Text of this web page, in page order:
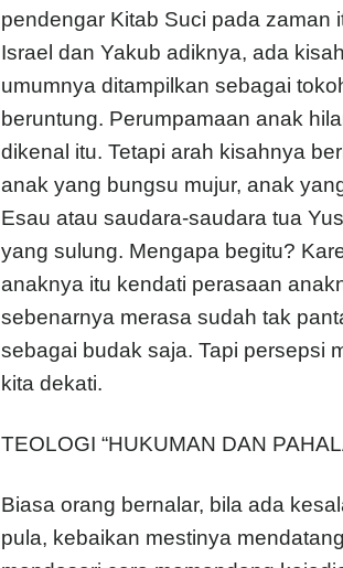
pendengar Kitab Suci pada zaman
Israel dan Yakub adiknya, ada
umumnya ditampilkan sebagai
beruntung. Perumpamaan anak
dikenal itu. Tetapi arah kisahnya
anak yang bungsu mujur, anak
Esau atau saudara-saudara tua
yang sulung. Mengapa begitu?
anaknya itu kendati perasaan
sebenarnya merasa sudah tak
sebagai budak saja. Tapi persepsi
kita dekati.
TEOLOGI “HUKUMAN DAN
Biasa orang bernalar, bila ada
pula, kebaikan mestinya